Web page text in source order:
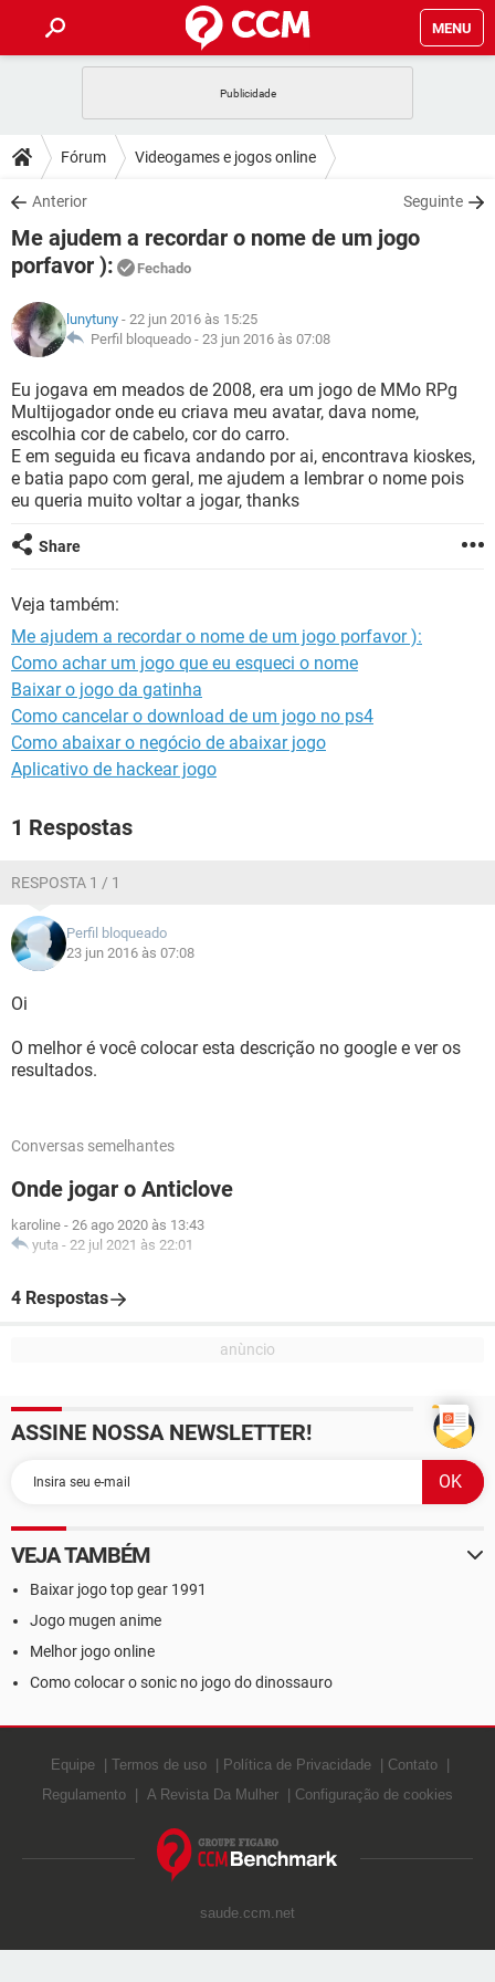
MENU
CELULAR FACEBOOK
OUTLOOK
INSTAGRAM GMAIL
GUIA DE COMPRAS
DICAS
JOGOS WHATSAPP
OUTLOOK
GUIA DE COMPRAS
DOWNLOADS
JOGOS WHATSAPP
CELULAR
OUTLOOK
INSTAGRAM
GUIA DE COMPRAS
FÓRUM
CELULAR FACEBOOK
INSTAGRAM GMAIL
GUIA DE COMPRAS
GLOSSÁRIO
JOGOS
CELULAR FACEBOOK
OUTLOOK EXCEL
INSTAGRAM GMAIL
GUIA DE COMPRAS
Fórum Videogames e jogos online
Anterior Seguinte
Me ajudem a recordar o nome de um jogo
porfavor ):
Fechado
lunytuny - 22 jun 2016 às 15:25
Perfil bloqueado - 23 jun 2016 às 07:08
Eu jogava em meados de 2008, era um jogo de MMo RPg
Multijogador onde eu criava meu avatar, dava nome,
escolhia cor de cabelo, cor do carro.
E em seguida eu ficava andando por ai, encontrava kioskes,
e batia papo com geral, me ajudem a lembrar o nome pois
eu queria muito voltar a jogar, thanks
Share
Veja também:
Me ajudem a recordar o nome de um jogo porfavor ):
Como achar um jogo que eu esqueci o nome
Baixar o jogo da gatinha
Como cancelar o download de um jogo no ps4
Como abaixar o negócio de abaixar jogo
Aplicativo de hackear jogo
1 Respostas
RESPOSTA 1 / 1
Perfil bloqueado
23 jun 2016 às 07:08
Oi
O melhor é você colocar esta descrição no google e ver os
resultados.
Conversas semelhantes
Onde jogar o Anticlove
karoline - 26 ago 2020 às 13:43
yuta - 22 jul 2021 às 22:01
4 Respostas
ASSINE NOSSA NEWSLETTER!
VEJA TAMBÉM
Baixar jogo top gear 1991
Jogo mugen anime
Melhor jogo online
Como colocar o sonic no jogo do dinossauro
Equipe Termos de uso Política de Privacidade
Contato
Regulamento
A Revista Da Mulher Configuração de cookies
saude.ccm.net